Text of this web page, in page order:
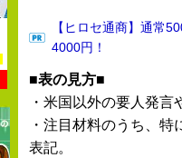
【ヒロセ通商】通常
4000円！
■表の見方■
・米国以外の要人発
・注目材料のうち、
表記。